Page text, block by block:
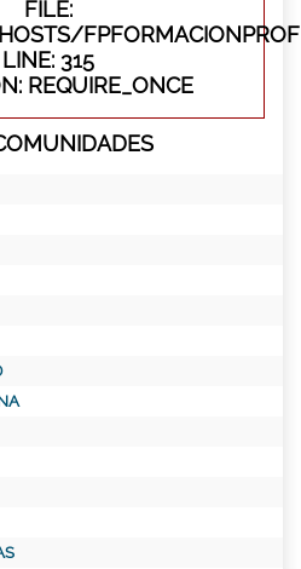
FILE:
LINE: 315
REQUIRE_ONCE